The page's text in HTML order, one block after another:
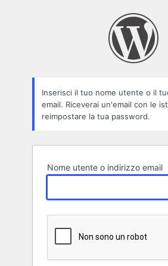
Inserisci il tuo nome utente o il
email. Riceverai un'email con le
reimpostare la tua password.
Nome utente o indirizzo email